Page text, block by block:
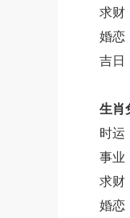
求财
婚恋：
吉日：
生肖
时运
事业：
求财：
婚恋：